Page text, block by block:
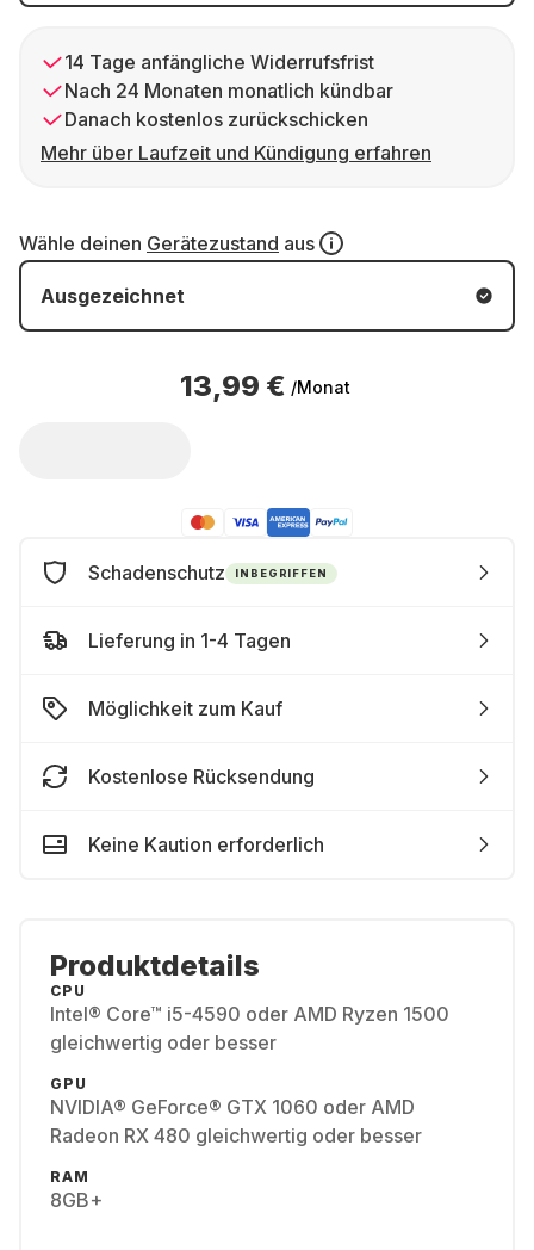
14 Tage anfängliche Widerrufsfrist
Nach 24 Monaten monatlich kündbar
Danach kostenlos zurückschicken
Mehr über Laufzeit und Kündigung erfahren
Wähle deinen Gerätezustand aus
Ausgezeichnet
13,99 € /Monat
Schadenschutz INBEGRIFFEN
Lieferung in 1-4 Tagen
Möglichkeit zum Kauf
Kostenlose Rücksendung
Keine Kaution erforderlich
Produktdetails
CPU
Intel® Core™ i5-4590 oder AMD Ryzen 1500
gleichwertig oder besser
GPU
NVIDIA® GeForce® GTX 1060 oder AMD
Radeon RX 480 gleichwertig oder besser
RAM
8GB+